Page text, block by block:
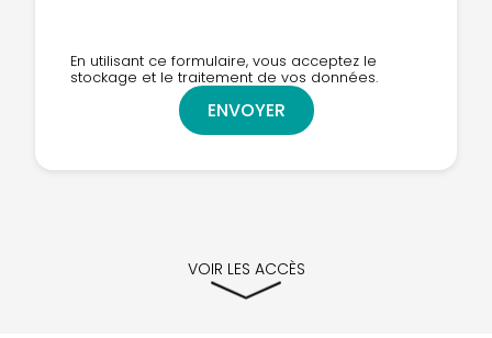
En utilisant ce formulaire, vous acceptez le
stockage et le traitement de vos données.
VOIR LES ACCÈS